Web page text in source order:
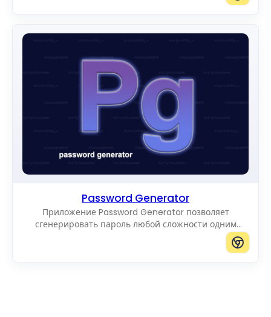
Password Generator
Приложение Password Generator позволяет
сгенерировать пароль любой сложности одним